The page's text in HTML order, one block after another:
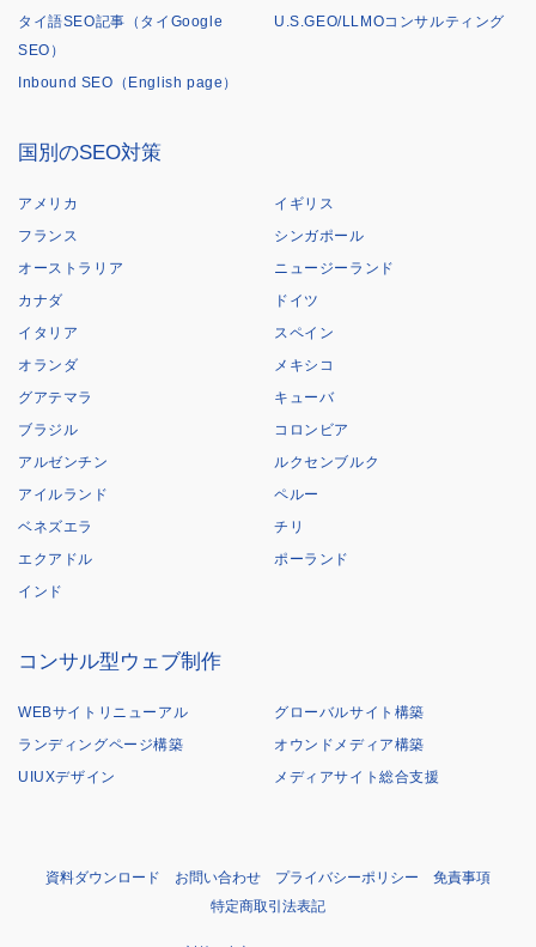
タイ語SEO記事（タイGoogle
SEO）
U.S.GEO/LLMOコンサルティング
Inbound SEO（English page）
国別のSEO対策
アメリカ
イギリス
フランス
シンガポール
オーストラリア
ニュージーランド
カナダ
ドイツ
イタリア
スペイン
オランダ
メキシコ
グアテマラ
キューバ
ブラジル
コロンビア
アルゼンチン
ルクセンブルク
アイルランド
ペルー
ベネズエラ
チリ
エクアドル
ポーランド
インド
コンサル型ウェブ制作
WEBサイトリニューアル
グローバルサイト構築
ランディングページ構築
オウンドメディア構築
UIUXデザイン
メディアサイト総合支援
資料ダウンロード お問い合わせ プライバシーポリシー
免責事項
特定商取引法表記